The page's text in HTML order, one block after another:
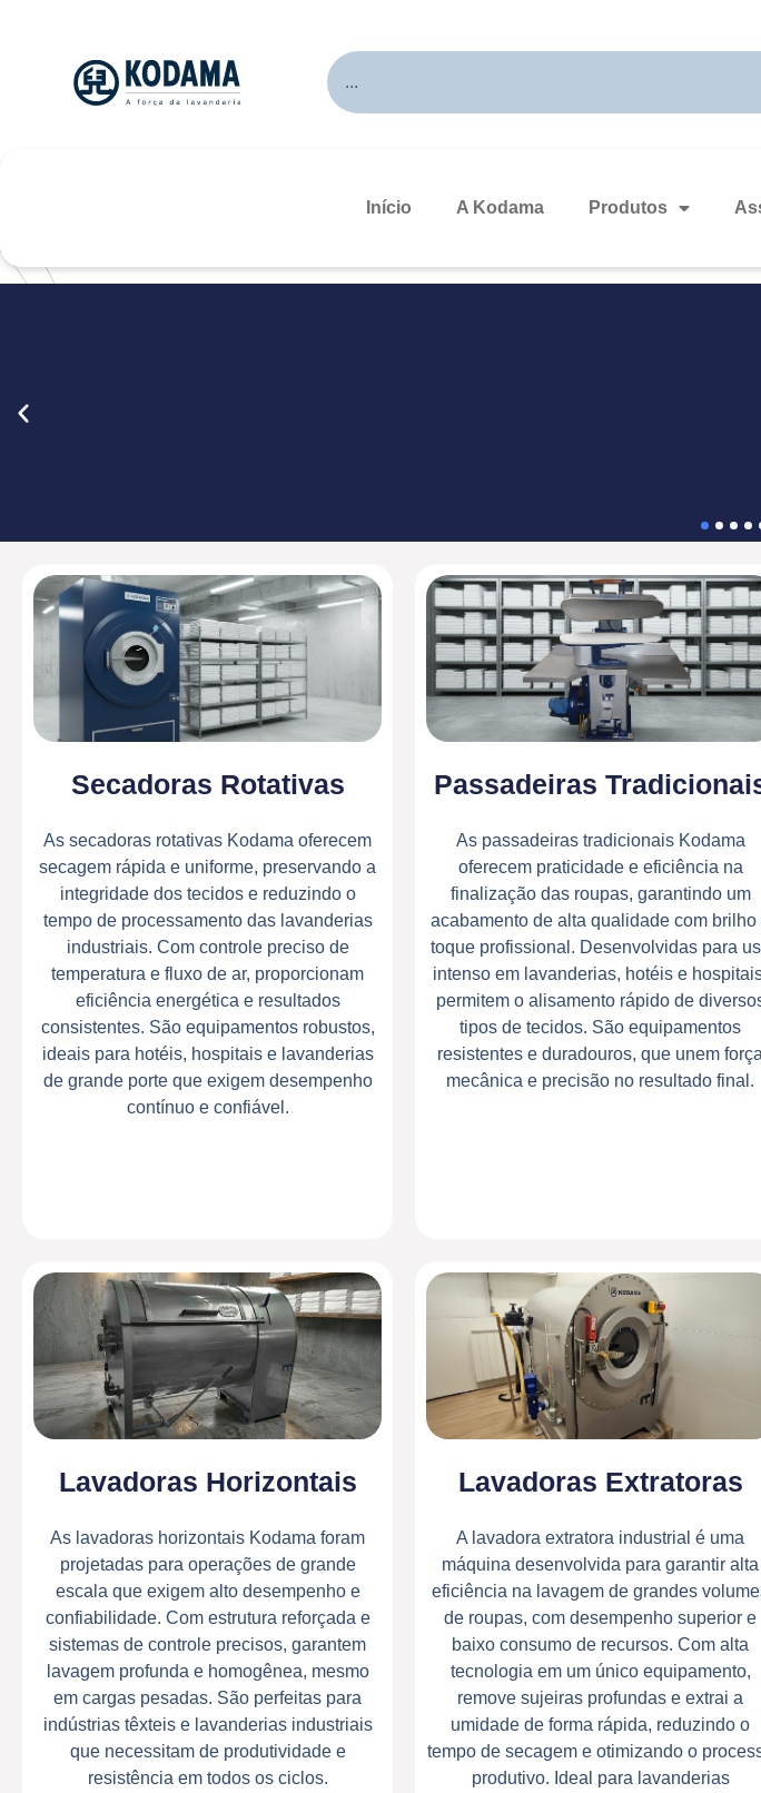
Início A Kodama Produtos
Extratoras
Centrífugas
Conferir
Secadoras Rotativas
As secadoras rotativas Kodama oferecem
secagem rápida e uniforme, preservando a
integridade dos tecidos e reduzindo o
tempo de processamento das lavanderias
industriais. Com controle preciso de
temperatura e fluxo de ar, proporcionam
eficiência energética e resultados
consistentes. São equipamentos robustos,
ideais para hotéis, hospitais e lavanderias
de grande porte que exigem desempenho
contínuo e confiável.
Passadeiras
As passadeiras tradicionais Kodama
oferecem praticidade e eficiência na
finalização das roupas, garantindo um
acabamento de alta qualidade com brilho
toque profissional. Desenvolvidas para
intenso em lavanderias, hotéis e
permitem o alisamento rápido de
tipos de tecidos. São equipamentos
resistentes e duradouros, que unem força
mecânica e precisão no resultado final.
Lavadoras Horizontais
As lavadoras horizontais Kodama foram
projetadas para operações de grande
escala que exigem alto desempenho e
confiabilidade. Com estrutura reforçada e
sistemas de controle precisos, garantem
lavagem profunda e homogênea, mesmo
em cargas pesadas. São perfeitas para
indústrias têxteis e lavanderias industriais
que necessitam de produtividade e
resistência em todos os ciclos.
Lavadoras Extratoras
A lavadora extratora industrial é uma
máquina desenvolvida para garantir alta
eficiência na lavagem de grandes
de roupas, com desempenho superior e
baixo consumo de recursos. Com alta
tecnologia em um único equipamento,
remove sujeiras profundas e extrai a
umidade de forma rápida, reduzindo o
tempo de secagem e otimizando o
produtivo. Ideal para lavanderias